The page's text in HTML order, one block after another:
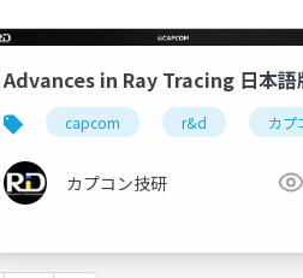
capcom open conference professional
Advances in Ray Tracing 日本語
capcom r&d カプ
カプコン技研